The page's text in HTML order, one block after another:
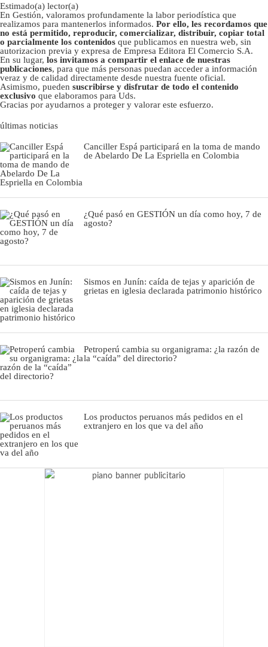
Estimado(a) lector(a)
En Gestión, valoramos profundamente la labor periodística que
realizamos para mantenerlos informados. Por ello, les recordamos que
no está permitido, reproducir, comercializar, distribuir, copiar total
o parcialmente los contenidos que publicamos en nuestra web, sin
autorizacion previa y expresa de Empresa Editora El Comercio S.A.
En su lugar, los invitamos a compartir el enlace de nuestras
publicaciones, para que más personas puedan acceder a información
veraz y de calidad directamente desde nuestra fuente oficial.
Asimismo, pueden suscribirse y disfrutar de todo el contenido
exclusivo que elaboramos para Uds.
Gracias por ayudarnos a proteger y valorar este esfuerzo.
últimas noticias
Canciller Espá participará en la toma de mando
de Abelardo De La Espriella en Colombia
¿Qué pasó en GESTIÓN un día como hoy, 7 de
agosto?
Sismos en Junín: caída de tejas y aparición de
grietas en iglesia declarada patrimonio histórico
Petroperú cambia su organigrama: ¿la razón de
la “caída” del directorio?
Los productos peruanos más pedidos en el
extranjero en los que va del año